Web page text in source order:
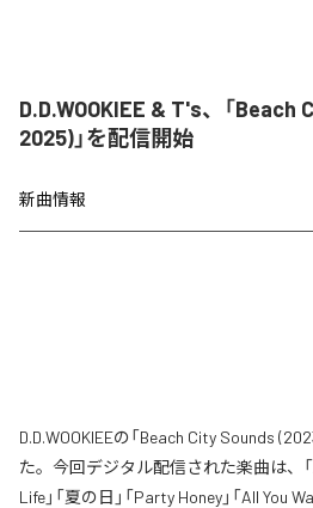
D.D.WOOKIEE & T's、「
2025)」を配信開始
新曲情報
D.D.WOOKIEEの「Beach City Sounds
た。今回デジタル配信された楽曲は、「
Life」「夏の日」「Party Honey」「All You